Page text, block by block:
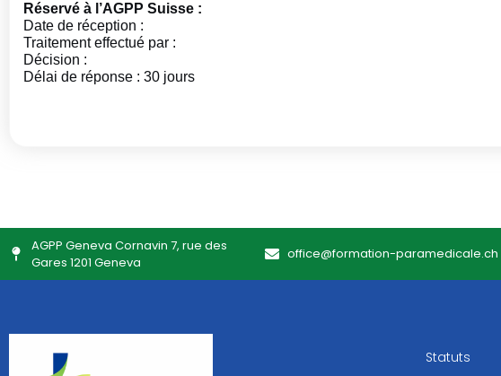
Réservé à l’AGPP Suisse :
Date de réception :
Traitement effectué par :
Décision :
Délai de réponse : 30 jours
AGPP Geneva Cornavin 7, rue des
Gares 1201 Geneva
office@formation-paramedicale.ch
Statuts